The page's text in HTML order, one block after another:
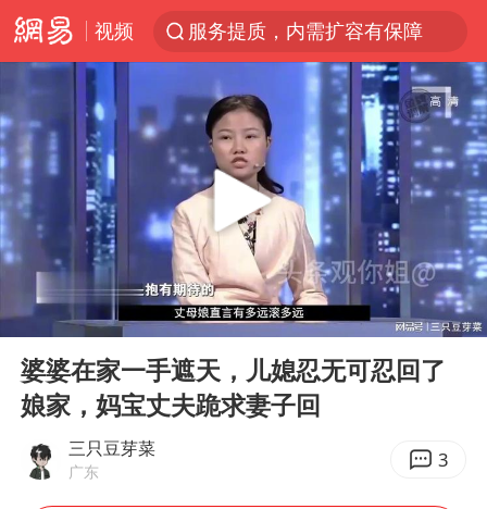
视频
服务提质，内需扩容有保障
官方通报传销头目出狱办书院
米兰1-1国米
台风白海豚或在华东沿海登陆
逃犯看演唱会 刚出地铁就被逮住
因凡蒂诺首次公开道歉
41岁女子为鼓励女儿考上985研究生
《Monica》填词人黎彼得去世
人贩子“梅姨”真实姓名曝光
普京宣布多项人事调整
Play
10:14
婆婆在家一手遮天，儿媳忍无可忍回了
娘家，妈宝丈夫跪求妻子回
三只豆芽菜
广东 3